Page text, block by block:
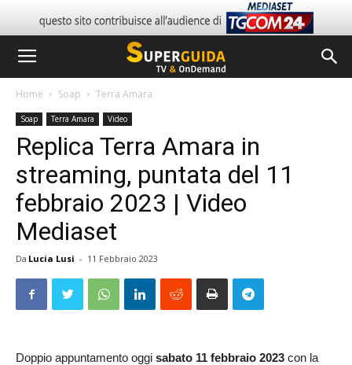
Home Soap Terra Amara
Soap Terra Amara Video
Replica Terra Amara in
streaming, puntata del 11
febbraio 2023 | Video
Mediaset
Da Lucia Lusi - 11 Febbraio 2023
Doppio appuntamento oggi sabato 11 febbraio 2023 con la